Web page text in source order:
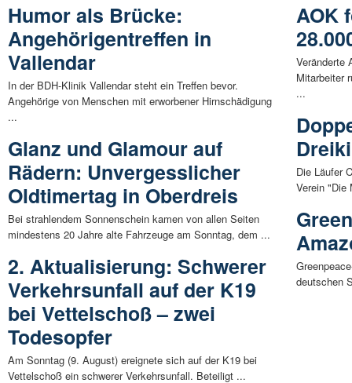
Humor als Brücke:
Angehörigentreffen in
Vallendar
In der BDH-Klinik Vallendar steht ein Treffen bevor.
Angehörige von Menschen mit erworbener Hirnschädigung
...
Glanz und Glamour auf
Rädern: Unvergesslicher
Oldtimertag in Oberdreis
Bei strahlendem Sonnenschein kamen von allen Seiten
mindestens 20 Jahre alte Fahrzeuge am Sonntag, dem ...
2. Aktualisierung: Schwerer
Verkehrsunfall auf der K19
bei Vettelschoß – zwei
Todesopfer
Am Sonntag (9. August) ereignete sich auf der K19 bei
Vettelschoß ein schwerer Verkehrsunfall. Beteiligt ...
AOK
Veränderte
Mitarbeiter
...
Die Läufer
Verein
deutschen